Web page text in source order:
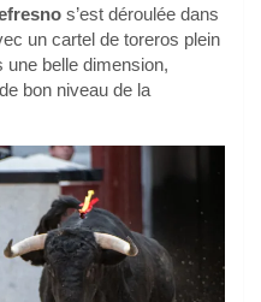
s’est déroulée dans
un cartel de toreros plein
une belle dimension,
bon niveau de la